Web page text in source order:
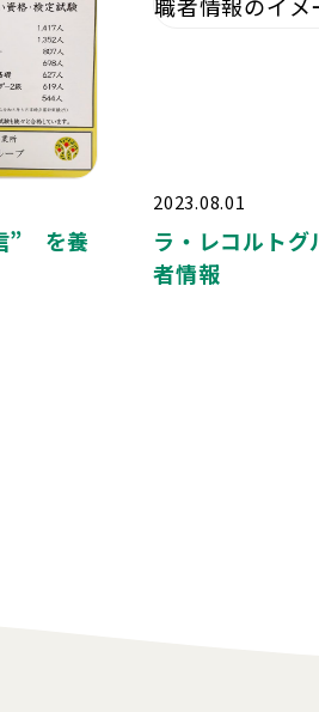
” を養
2023.08.01
ラ・レコルトグ
者情報